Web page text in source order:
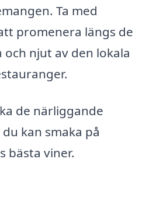
Ta med
promenera längs de
njut av den lokala
de närliggande
kan smaka på
bästa viner.